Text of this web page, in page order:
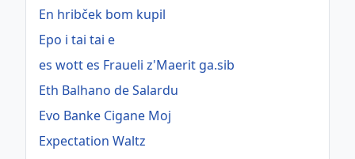
En hribček bom kupil
Epo i tai tai e
es wott es Fraueli z'Maerit ga.sib
Eth Balhano de Salardu
Evo Banke Cigane Moj
Expectation Waltz